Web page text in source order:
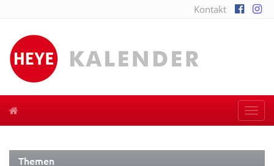
Kontakt
Themen